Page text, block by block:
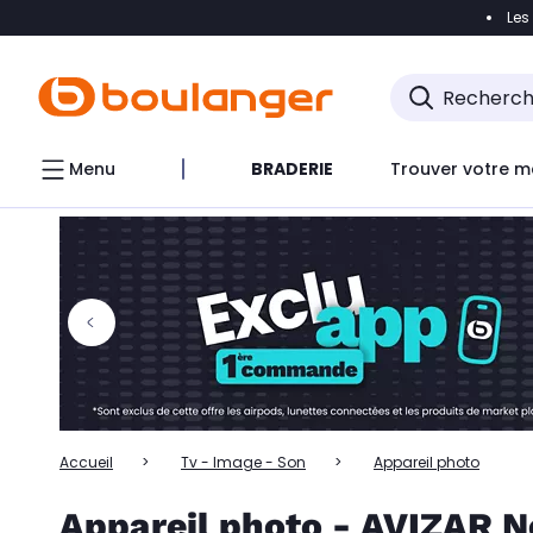
Accéder
Accéder directement au chatbot
Menu BRADERIE Trouver votre
Accueil Tv - Image - Son Appareil photo